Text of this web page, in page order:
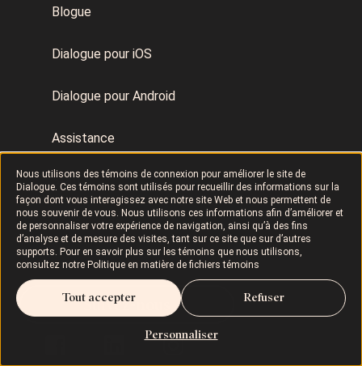
Nous utilisons des témoins de connexion pour améliorer le site de
Dialogue. Ces témoins sont utilisés pour recueillir des informations sur la
façon dont vous interagissez avec notre site Web et nous permettent de
nous souvenir de vous. Nous utilisons ces informations afin d’améliorer et
de personnaliser votre expérience de navigation, ainsi qu’à des fins
d’analyse et de mesure des visites, tant sur ce site que sur d’autres
supports. Pour en savoir plus sur les témoins que nous utilisons,
consultez notre Politique en matière de fichiers témoins
Personnaliser
Tout accepter Refuser
Blogue
Dialogue pour iOS
Dialogue pour Android
Assistance
Statut
Nous Joindre
Suivez-nous